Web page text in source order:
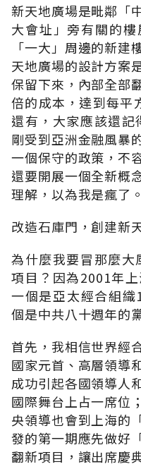
新天地廣場是毗鄰「
大會址」旁有關的樓
「一大」周邊的新
天地廣場的設計方案
保留下來，內部全部
倍的成本，達到每平
還有，大家應該還
剛受到亞洲金融風暴
一個保守的政策，不
還要開展一個全新概
理解，以為我是瘋了。
改造石庫門，創建新
為什麼我要冒那麼
項目？因為2001年
一個是亞太經合組
個是中共八十週年的
首先，我相信世界經
國家元首、高層領導
成功引起各國領導人
國際舞台上占一席位
央領導也會到上海的
發的第一期應先做好
翻新項目，讓出席慶